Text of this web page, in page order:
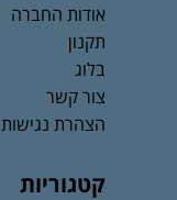
אודות החברה
תקנון
בלוג
צור קשר
הצהרת נגישות
קטגוריות